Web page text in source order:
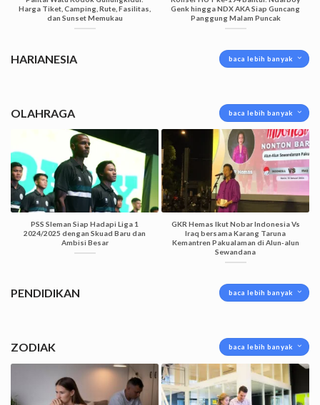
Harga Tiket, Camping, Rute, Fasilitas,
dan Sunset Memukau
Genk hingga NDX AKA Siap Guncang
Panggung Malam Puncak
HARIANESIA baca lebih banyak
OLAHRAGA baca lebih banyak
PSS Sleman Siap Hadapi Liga 1
2024/2025 dengan Skuad Baru dan
Ambisi Besar
GKR Hemas Ikut Nobar Indonesia Vs
Iraq bersama Karang Taruna
Kemantren Pakualaman di Alun-alun
Sewandana
PENDIDIKAN baca lebih banyak
ZODIAK baca lebih banyak